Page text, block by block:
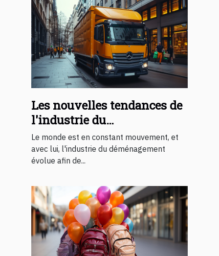
Les nouvelles tendances de
l'industrie du
déménagement
Le monde est en constant mouvement, et
avec lui, l'industrie du déménagement
évolue afin de...